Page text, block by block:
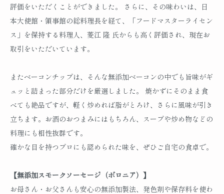
評価をいただくことができました。 さらに、その味わいは、日
本大使館・領事館の総料理長を経て、「フードマスターライセン
ス」を保持する料理人、菱江 隆 氏からも高く評価され、現在お
取引をいただいています。
またベーコンチップは、そんな無添加ベーコンの中でも旨味がギ
ュッと詰まった部分だけを厳選しました。 焼かずにそのまま食
べても絶品ですが、軽く炒めれば脂がとろけ、さらに風味が引き
立ちます。お酒のおつまみにはもちろん、スープや炒め物などの
料理にも相性抜群です。
確かな目を持つプロにも認められた味を、ぜひご自宅の食卓で。
【無添加スモークソーセージ（ボロニア）】
お母さん・お父さんも安心の無添加製法、発色剤や保存料を使わ